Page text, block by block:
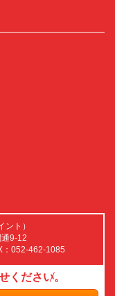
ト）
9-12
052-462-1085
ください。